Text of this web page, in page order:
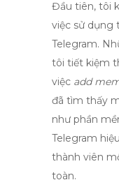
Đầu tiên, tôi
việc sử dụng
Telegram.
tôi tiết kiệm
việc add
đã tìm thấy
như phần
Telegram
thành viên
toàn.